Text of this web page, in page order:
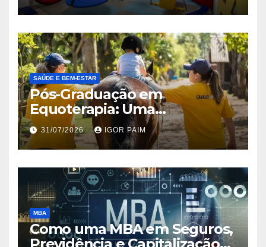
SAÚDE E BEM-ESTAR
Pós-Graduação em
Equoterapia: Uma
Abordagem Profissional e
Terapêutica
31/07/2026 IGOR PAIM
MBA
Como uma MBA em Seguros,